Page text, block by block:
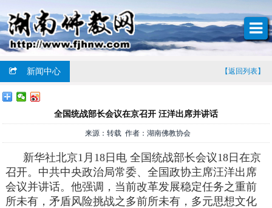
新闻中心 【返回列表】
全国统战部长会议在京召开 汪洋出席并讲话
来源：转载 作者：湖南佛教协会
新华社北京1月18日电 全国统战部长会议18日在京
召开。中共中央政治局常委、全国政协主席汪洋出席
会议并讲话。他强调，当前改革发展稳定任务之重前
所未有，矛盾风险挑战之多前所未有，多元思想文化